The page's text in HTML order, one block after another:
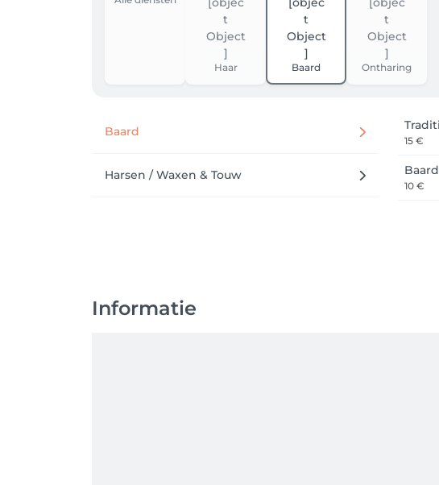
Haar Baard Ontharing
Baard
Harsen / Waxen & Touw
15 €
10 €
Informatie